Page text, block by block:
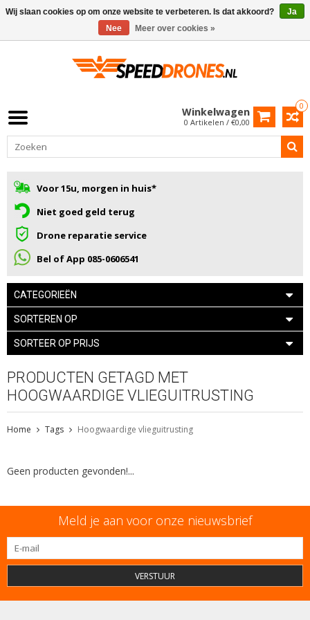
0
Winkelwagen
0 Artikelen / €0,00
Voor 15u, morgen in huis*
Niet goed geld terug
Drone reparatie service
Bel of App 085-0606541
CATEGORIEËN
SORTEREN OP
SORTEER OP PRIJS
PRODUCTEN GETAGD MET
HOOGWAARDIGE VLIEGUITRUSTING
Home Tags Hoogwaardige vlieguitrusting
Geen producten gevonden!...
Meld je aan voor onze nieuwsbrief
VERSTUUR
Wij slaan cookies op om onze website te verbeteren. Is dat akkoord?
Ja
Nee
Meer over cookies »